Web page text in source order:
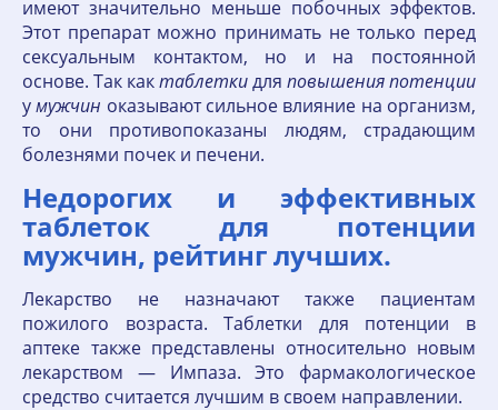
имеют значительно меньше побочных эффектов.
Этот препарат можно принимать не только перед
сексуальным контактом, но и на постоянной
основе. Так кактаблеткидля повышенияпотенции
умужчин оказывают сильное влияние на организм,
то они противопоказаны людям, страдающим
болезнями почек и печени.
Недорогих и эффективных
таблеток для потенции
мужчин, рейтинг лучших.
Лекарство не назначают также пациентам
пожилого возраста. Таблетки для потенции в
аптеке также представлены относительно новым
лекарством — Импаза. Это фармакологическое
средство считается лучшим в своем направлении.